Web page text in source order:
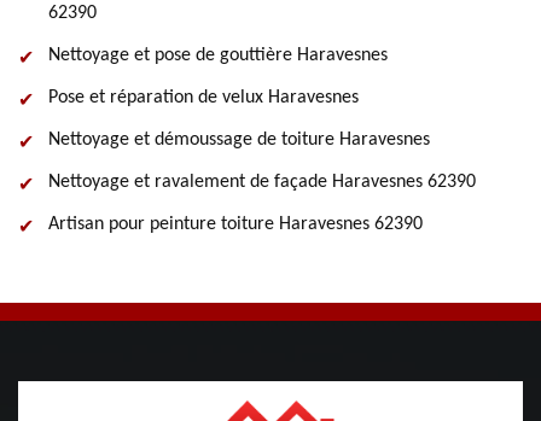
62390
Nettoyage et pose de gouttière Haravesnes
Pose et réparation de velux Haravesnes
Nettoyage et démoussage de toiture Haravesnes
Nettoyage et ravalement de façade Haravesnes 62390
Artisan pour peinture toiture Haravesnes 62390